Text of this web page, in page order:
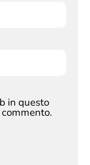
in questo